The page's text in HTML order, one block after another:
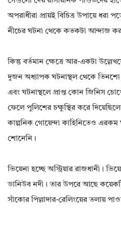
অপরাধীরা প্রায়ই বিচিত্র উপায়ে ধরা
নীচের ঘটনা থেকে কতকটা আন্দাজ
কিন্তু বর্তমান ক্ষেত্রে আর-একটা
দুজন অধ্যাপক ঘটনাস্থল থেকে তিনশো
এবং ঘটনাস্থলে প্রাপ্ত কোন জিনিস
ফেলে পুলিশের চক্ষুস্থির করে
কাল্পনিক গোয়েন্দা কাহিনিতেও
শোনেনি।
ভিয়েনা হচ্ছে অস্ট্রিয়ার রাজধানী।
ডানিউব নদী। তার উপরে আছে
সাঁকোর পিল্লাদার-রেলিংয়ের তলায়